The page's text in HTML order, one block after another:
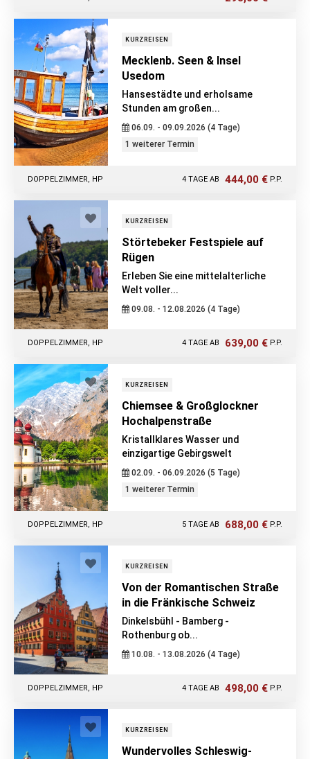
KURZREISEN
Mecklenb. Seen & Insel
Usedom
Hansestädte und erholsame
Stunden am großen...
06.09. - 09.09.2026 (4 Tage)
1 weiterer Termin
4 TAGE AB 444,00 € P.P.
DOPPELZIMMER, HP
KURZREISEN
Störtebeker Festspiele auf
Rügen
Erleben Sie eine mittelalterliche
Welt voller...
09.08. - 12.08.2026 (4 Tage)
4 TAGE AB 639,00 € P.P.
DOPPELZIMMER, HP
KURZREISEN
Chiemsee & Großglockner
Hochalpenstraße
Kristallklares Wasser und
einzigartige Gebirgswelt
02.09. - 06.09.2026 (5 Tage)
1 weiterer Termin
5 TAGE AB 688,00 € P.P.
DOPPELZIMMER, HP
KURZREISEN
Von der Romantischen Straße
in die Fränkische Schweiz
Dinkelsbühl - Bamberg -
Rothenburg ob...
10.08. - 13.08.2026 (4 Tage)
4 TAGE AB 498,00 € P.P.
DOPPELZIMMER, HP
KURZREISEN
Wundervolles Schleswig-